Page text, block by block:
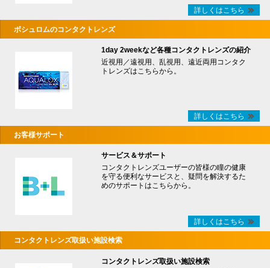
詳しくはこちら
ボシュロムのコンタクトレンズ
1day 2weekなど各種コンタクトレンズの紹介
近視用／遠視用、乱視用、遠近両用コンタク
トレンズはこちらから。
詳しくはこちら
お客様サポート
サービス＆サポート
コンタクトレンズユーザーの皆様の瞳の健康
を守る便利なサービスと、疑問を解決するた
めのサポートはこちらから。
詳しくはこちら
コンタクトレンズ取扱い施設検索
コンタクトレンズ取扱い施設検索